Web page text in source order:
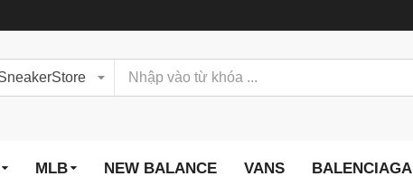
MLB NEW BALANCE VANS BALENCIAGA